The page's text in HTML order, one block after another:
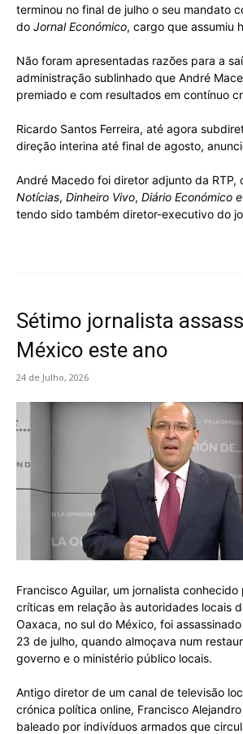
terminou no final de julho o seu mandato
do Jornal Económico, cargo que assumiu
Não foram apresentadas razões para a
administração sublinhado que André
premiado e com resultados em contínuo
Ricardo Santos Ferreira, até agora
direção interina até final de agosto,
André Macedo foi diretor adjunto da RTP,
Notícias, Dinheiro Vivo, Diário Económico
tendo sido também diretor-executivo do
Sétimo jornalista
México este ano
24 de Julho, 2026
Francisco Aguilar, um jornalista
críticas em relação às autoridades locais
Oaxaca, no sul do México, foi
23 de julho, quando almoçava num
governo e o ministério público locais.
Antigo diretor de um canal de televisão
crónica política online, Francisco
baleado por indivíduos armados que